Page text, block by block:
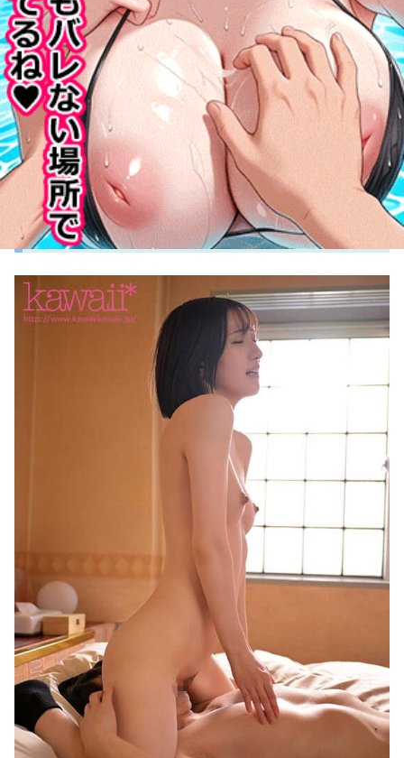
青葉はるの［広告なし・高画質・高精細］無修
正・モザイク破壊流出動画が見たい！
青葉はるって誰？青葉はるのプロフィー
ル